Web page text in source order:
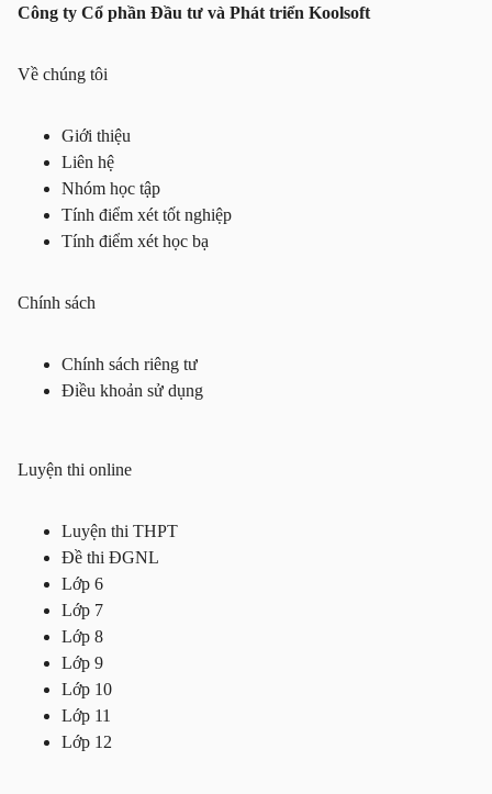
Công ty Cổ phần Đầu tư và Phát triển Koolsoft
Về chúng tôi
Giới thiệu
Liên hệ
Nhóm học tập
Tính điểm xét tốt nghiệp
Tính điểm xét học bạ
Chính sách
Chính sách riêng tư
Điều khoản sử dụng
Luyện thi online
Luyện thi THPT
Đề thi ĐGNL
Lớp 6
Lớp 7
Lớp 8
Lớp 9
Lớp 10
Lớp 11
Lớp 12